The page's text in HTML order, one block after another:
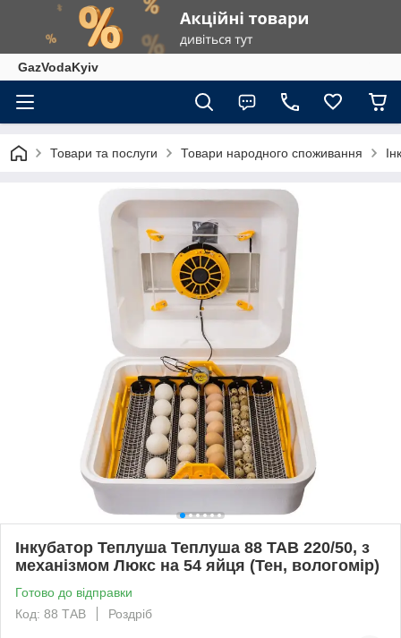
GazVodaKyiv
Товари та послуги Товари народного споживання
Інкубатор Теплуша Теплуша 88 ТАВ 220/50, з
механізмом Люкс на 54 яйця (Тен, вологомір)
Готово до відправки
Код: 88 ТАВ
Роздріб